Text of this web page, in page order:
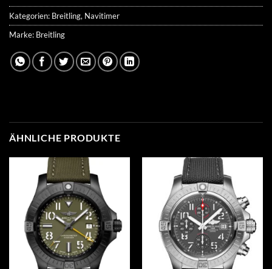
Kategorien: Breitling, Navitimer
Marke: Breitling
ÄHNLICHE PRODUKTE